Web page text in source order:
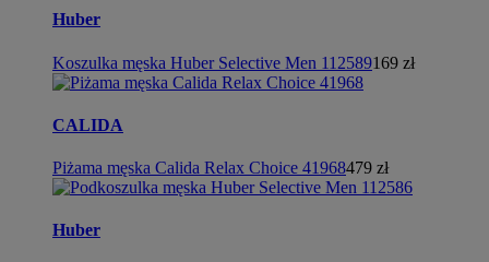
Huber
Koszulka męska Huber Selective Men 112589169 zł
CALIDA
Piżama męska Calida Relax Choice 41968479 zł
Huber